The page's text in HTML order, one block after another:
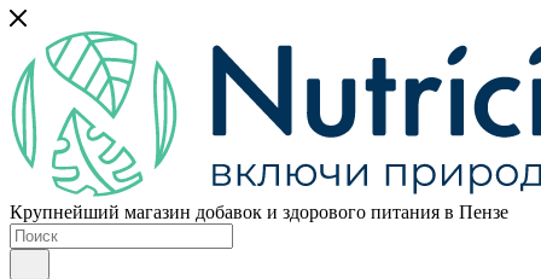
Крупнейший магазин добавок и здорового питания в Пензе